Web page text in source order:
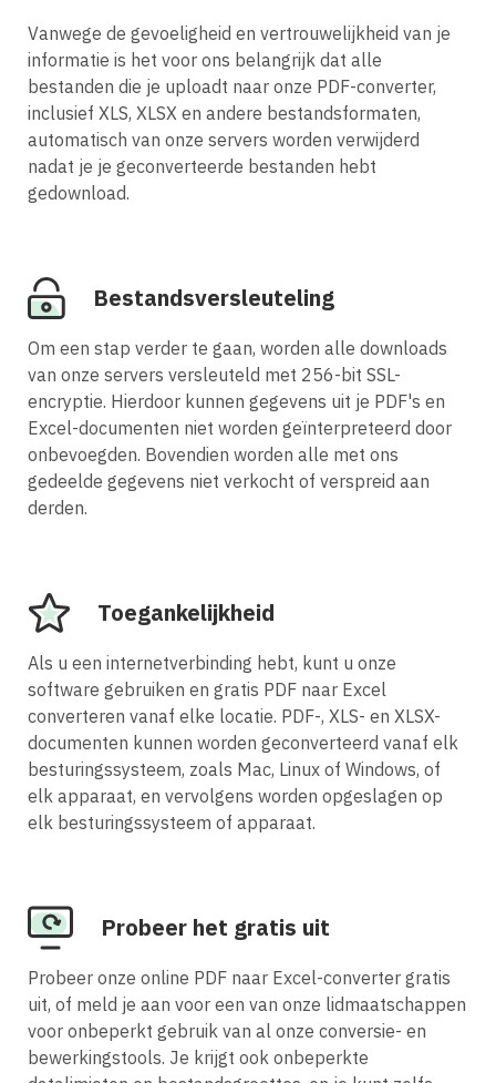
Vanwege de gevoeligheid en vertrouwelijkheid van je
informatie is het voor ons belangrijk dat alle
bestanden die je uploadt naar onze PDF-converter,
inclusief XLS, XLSX en andere bestandsformaten,
automatisch van onze servers worden verwijderd
nadat je je geconverteerde bestanden hebt
gedownload.
Bestandsversleuteling
Om een stap verder te gaan, worden alle downloads
van onze servers versleuteld met 256-bit SSL-
encryptie. Hierdoor kunnen gegevens uit je PDF's en
Excel-documenten niet worden geïnterpreteerd door
onbevoegden. Bovendien worden alle met ons
gedeelde gegevens niet verkocht of verspreid aan
derden.
Toegankelijkheid
Als u een internetverbinding hebt, kunt u onze
software gebruiken en gratis PDF naar Excel
converteren vanaf elke locatie. PDF-, XLS- en XLSX-
documenten kunnen worden geconverteerd vanaf elk
besturingssysteem, zoals Mac, Linux of Windows, of
elk apparaat, en vervolgens worden opgeslagen op
elk besturingssysteem of apparaat.
Probeer het gratis uit
Probeer onze online PDF naar Excel-converter gratis
uit, of meld je aan voor een van onze lidmaatschappen
voor onbeperkt gebruik van al onze conversie- en
bewerkingstools. Je krijgt ook onbeperkte